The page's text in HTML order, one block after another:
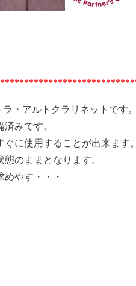
・アルトクラリネットです。
みです。
に使用することが出来ます。
のままとなります。
やす・・・